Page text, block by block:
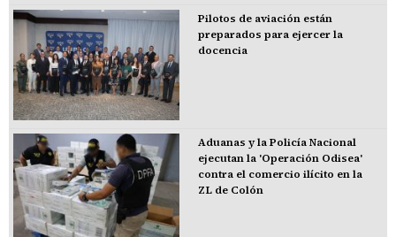
Pilotos de aviación están
preparados para ejercer la
docencia
Aduanas y la Policía Nacional
ejecutan la 'Operación Odisea'
contra el comercio ilícito en la
ZL de Colón